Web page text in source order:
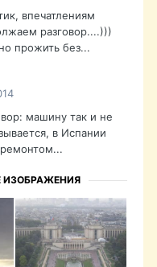
впечатлениям
разговор....)))
прожить без...
машину так и не
в Испании